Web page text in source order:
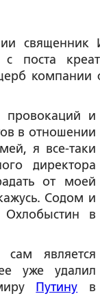
священник
поста
провокаций и
в отношении
я все-таки
директора
от моей
Содом и
в
является
уже удалил
Путину в